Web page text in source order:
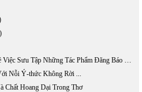
Nói Chuyện Với Lại Nguyên Ân Về Việc Sưu Tập Những Tác Phẩm Đăng Báo Của Phan Khôi
Nỗi Ý-thức Không Rời ...
Hoang Dại Trong Thơ